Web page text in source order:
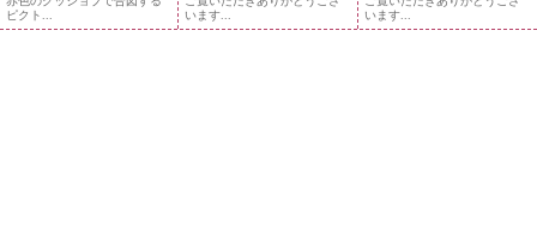
ピクト...
います...
います...